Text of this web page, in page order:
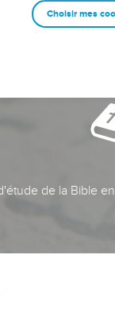
de la Bible
Choisir mes